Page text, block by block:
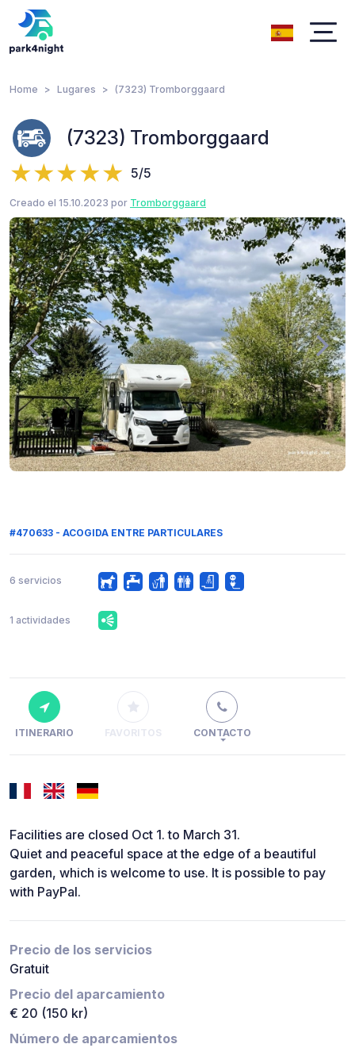
Home Lugares (7323) Tromborggaard
(7323) Tromborggaard
5/5
Creado el 15.10.2023 por Tromborggaard
#470633 - ACOGIDA ENTRE PARTICULARES
6 servicios
1 actividades
ITINERARIO FAVORITOS CONTACTO
Facilities are closed Oct 1. to March 31.
Quiet and peaceful space at the edge of a beautiful
garden, which is welcome to use. It is possible to pay
with PayPal.
Precio de los servicios
Gratuit
Precio del aparcamiento
€ 20 (150 kr)
Número de aparcamientos